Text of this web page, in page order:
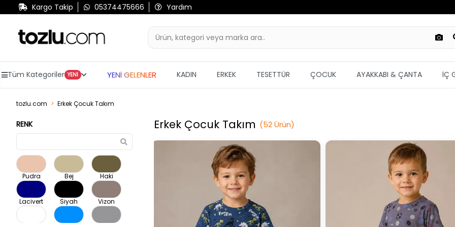
Kargo Takip 05374475666 Yardım
Tüm Kategoriler YENİ YENİ GELENLER KADIN ERKEK TESETTÜR ÇOCUK AYAKKABI & ÇANTA İÇ
tozlu.com Erkek Çocuk Takım
RENK
Pudra Bej Haki
Lacivert Siyah Vizon
Erkek Çocuk Takım (52 Ürün)